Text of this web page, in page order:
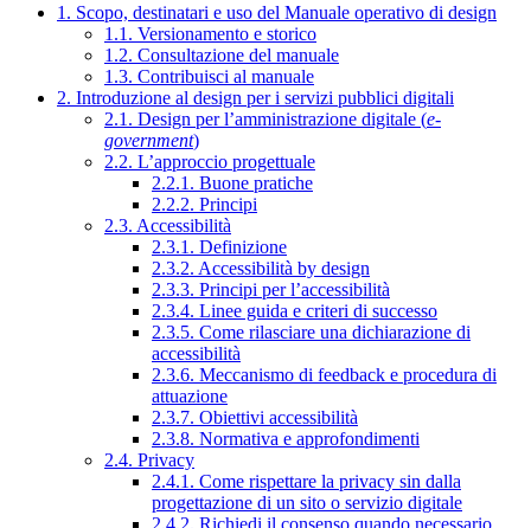
1. Scopo, destinatari e uso del Manuale operativo di design
1.1. Versionamento e storico
1.2. Consultazione del manuale
1.3. Contribuisci al manuale
2. Introduzione al design per i servizi pubblici digitali
2.1. Design per l’amministrazione digitale (e-
government)
2.2. L’approccio progettuale
2.2.1. Buone pratiche
2.2.2. Principi
2.3. Accessibilità
2.3.1. Definizione
2.3.2. Accessibilità by design
2.3.3. Principi per l’accessibilità
2.3.4. Linee guida e criteri di successo
2.3.5. Come rilasciare una dichiarazione di
accessibilità
2.3.6. Meccanismo di feedback e procedura di
attuazione
2.3.7. Obiettivi accessibilità
2.3.8. Normativa e approfondimenti
2.4. Privacy
2.4.1. Come rispettare la privacy sin dalla
progettazione di un sito o servizio digitale
2.4.2. Richiedi il consenso quando necessario